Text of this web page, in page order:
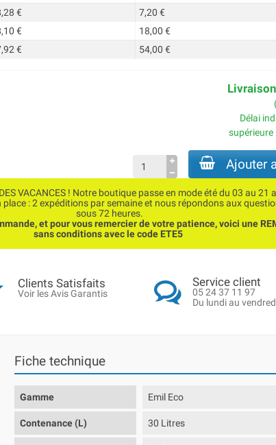
€
7,20 €
€
18,00 €
€ 54,00 €
Délai
supérieure
Ajouter
VACANCES ! Notre boutique passe en mode été du 03 au 21
place : 2 expéditions par semaine et nous répondons aux
sous 72 heures.
et pour vous remercier de votre patience, voici une
sans conditions avec le code ETE5
Clients Satisfaits
Voir les Avis Garantis
Service client
05 24 37 11 97
Du lundi au
Fiche technique
Gamme Emil Eco
Contenance (L) 30 Litres